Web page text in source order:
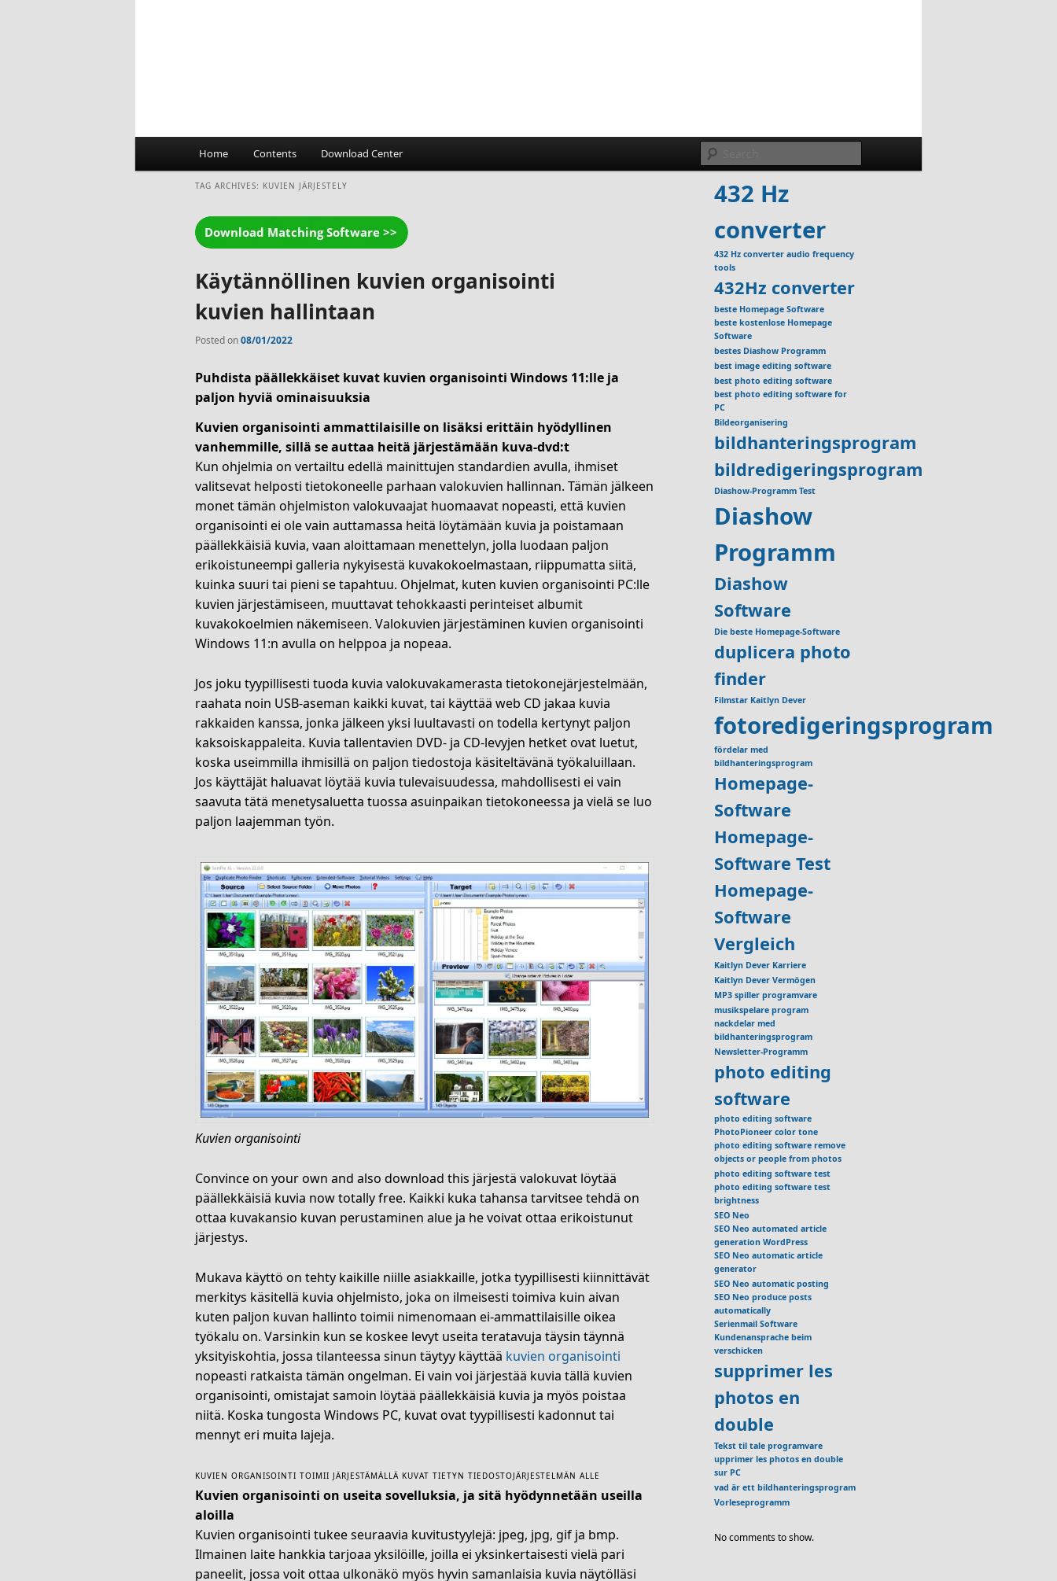
Home Contents Download Center
TAG ARCHIVES: KUVIEN JÄRJESTELY
Käytännöllinen kuvien organisointi
kuvien hallintaan
Posted on08/01/2022
Puhdista päällekkäiset kuvat kuvien organisointi Windows 11:lle ja
paljon hyviä ominaisuuksia
Kuvien organisointi ammattilaisille on lisäksi erittäin hyödyllinen
vanhemmille, sillä se auttaa heitä järjestämään kuva-dvd:t
Kun ohjelmia on vertailtu edellä mainittujen standardien avulla, ihmiset
valitsevat helposti tietokoneelle parhaan valokuvien hallinnan. Tämän jälkeen
monet tämän ohjelmiston valokuvaajat huomaavat nopeasti, että kuvien
organisointi ei ole vain auttamassa heitä löytämään kuvia ja poistamaan
päällekkäisiä kuvia, vaan aloittamaan menettelyn, jolla luodaan paljon
erikoistuneempi galleria nykyisestä kuvakokoelmastaan, riippumatta siitä,
kuinka suuri tai pieni se tapahtuu. Ohjelmat, kuten kuvien organisointi PC:lle
kuvien järjestämiseen, muuttavat tehokkaasti perinteiset albumit
kuvakokoelmien näkemiseen. Valokuvien järjestäminen kuvien organisointi
Windows 11:n avulla on helppoa ja nopeaa.
Jos joku tyypillisesti tuoda kuvia valokuvakamerasta tietokonejärjestelmään,
raahata noin USB-aseman kaikki kuvat, tai käyttää web CD jakaa kuvia
rakkaiden kanssa, jonka jälkeen yksi luultavasti on todella kertynyt paljon
kaksoiskappaleita. Kuvia tallentavien DVD- ja CD-levyjen hetket ovat luetut,
koska useimmilla ihmisillä on paljon tiedostoja käsiteltävänä työkaluillaan.
Jos käyttäjät haluavat löytää kuvia tulevaisuudessa, mahdollisesti ei vain
saavuta tätä menetysaluetta tuossa asuinpaikan tietokoneessa ja vielä se luo
paljon laajemman työn.
Kuvien organisointi
Convince on your own and also download this järjestä valokuvat löytää
päällekkäisiä kuvia now totally free. Kaikki kuka tahansa tarvitsee tehdä on
ottaa kuvakansio kuvan perustaminen alue ja he voivat ottaa erikoistunut
järjestys.
Mukava käyttö on tehty kaikille niille asiakkaille, jotka tyypillisesti kiinnittävät
merkitys käsitellä kuvia ohjelmisto, joka on ilmeisesti toimiva kuin aivan
kuten paljon kuvan hallinto toimii nimenomaan ei-ammattilaisille oikea
työkalu on. Varsinkin kun se koskee levyt useita teratavuja täysin täynnä
yksityiskohtia, jossa tilanteessa sinun täytyy käyttää kuvien organisointi
nopeasti ratkaista tämän ongelman. Ei vain voi järjestää kuvia tällä kuvien
organisointi, omistajat samoin löytää päällekkäisiä kuvia ja myös poistaa
niitä. Koska tungosta Windows PC, kuvat ovat tyypillisesti kadonnut tai
mennyt eri muita lajeja.
KUVIEN ORGANISOINTI TOIMII JÄRJESTÄMÄLLÄ KUVAT TIETYN TIEDOSTOJÄRJESTELMÄN ALLE
Kuvien organisointi on useita sovelluksia, ja sitä hyödynnetään useilla
aloilla
Kuvien organisointi tukee seuraavia kuvitustyylejä: jpeg, jpg, gif ja bmp.
Ilmainen laite hankkia tarjoaa yksilöille, joilla ei yksinkertaisesti vielä pari
paneelit, jossa voit ottaa ulkonäkö myös hyvin samanlaisia kuvia näytölläsi
432 Hz
converter
432 Hz converter audio frequency
tools
432Hz converter
beste Homepage Software
beste kostenlose Homepage
Software
bestes Diashow Programm
best image editing software
best photo editing software
best photo editing software for
PC
Bildeorganisering
bildhanteringsprogram
bildredigeringsprogram
Diashow-Programm Test
Diashow
Programm
Diashow
Software
Die beste Homepage-Software
duplicera photo
finder
Filmstar Kaitlyn Dever
fotoredigeringsprogram
fördelar med
bildhanteringsprogram
Homepage-
Software
Homepage-
Software Test
Homepage-
Software
Vergleich
Kaitlyn Dever Karriere
Kaitlyn Dever Vermögen
MP3 spiller programvare
musikspelare program
nackdelar med
bildhanteringsprogram
Newsletter-Programm
photo editing
software
photo editing software
PhotoPioneer color tone
photo editing software remove
objects or people from photos
photo editing software test
photo editing software test
brightness
SEO Neo
SEO Neo automated article
generation WordPress
SEO Neo automatic article
generator
SEO Neo automatic posting
SEO Neo produce posts
automatically
Serienmail Software
Kundenansprache beim
verschicken
supprimer les
photos en
double
Tekst til tale programvare
upprimer les photos en double
sur PC
vad är ett bildhanteringsprogram
Vorleseprogramm
No comments to show.